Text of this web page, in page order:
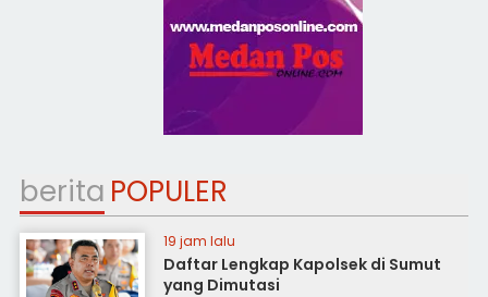
berita POPULER
19 jam lalu
Daftar Lengkap Kapolsek di Sumut
yang Dimutasi